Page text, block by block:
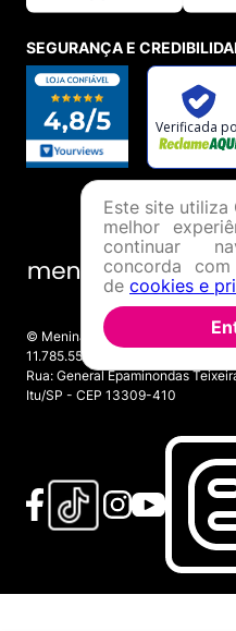
SEGURANÇA E
© Menina Shoes Comércio de
11.785.555/0001-02 | IE:
Rua: General Epaminondas
Itu/SP - CEP 13309-410
Este site utiliza
melhor
continuar
concorda
de cookies e